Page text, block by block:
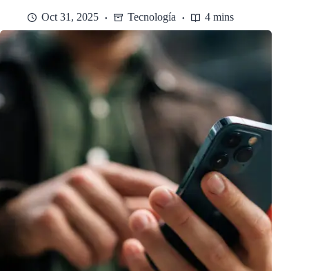
Oct 31, 2025 Tecnología 4 mins